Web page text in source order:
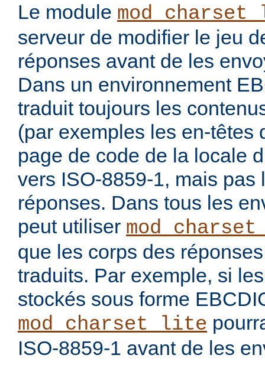
Le module
serveur de modifier le jeu
réponses avant de les
Dans un environnement
traduit toujours les
(par exemples les en-têtes
page de code de la locale
vers ISO-8859-1, mais pas
réponses. Dans tous les
peut utiliser
que les corps des
traduits. Par exemple, si
stockés sous forme
mod_charset_lite
ISO-8859-1 avant de les